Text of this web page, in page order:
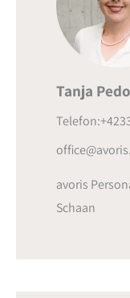
Tanja
avoris
Schaan